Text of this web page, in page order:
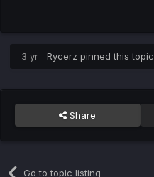
3 yr Rycerz pinned this topic
Share
Go to topic listing